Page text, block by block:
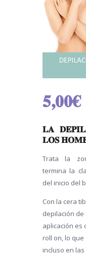
5,00€
LA
LOS
Trata la
termina la
del inicio del
Con la cera
depilación
aplicación es
roll on, lo
incluso en